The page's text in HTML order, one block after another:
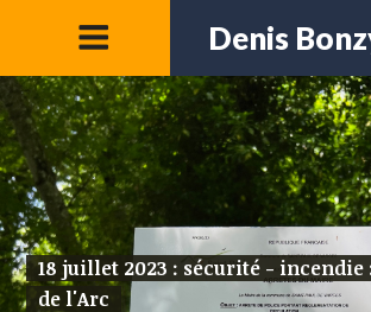
Denis
18 juillet 2023 : sécurité -
de l'Arc